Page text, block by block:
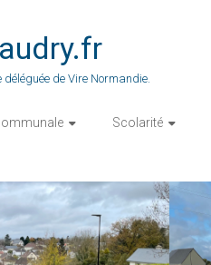
de Vire Normandie.
Scolarité